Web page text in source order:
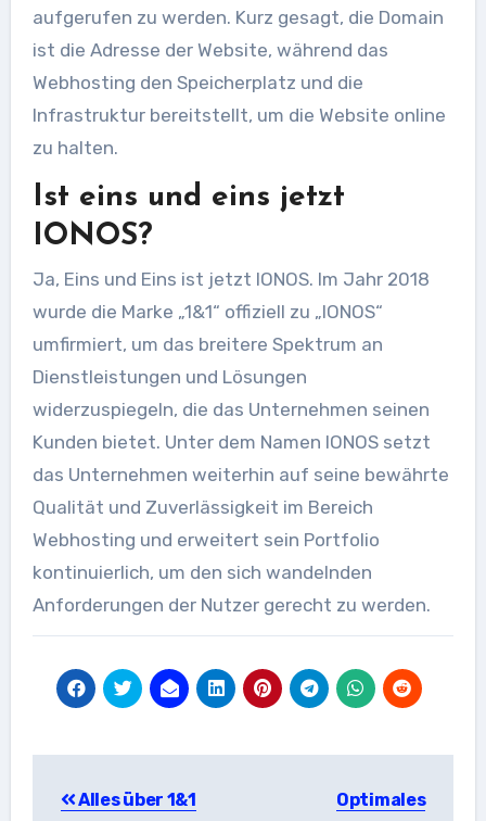
aufgerufen zu werden. Kurz gesagt, die Domain
ist die Adresse der Website, während das
Webhosting den Speicherplatz und die
Infrastruktur bereitstellt, um die Website online
zu halten.
Ist eins und eins jetzt
IONOS?
Ja, Eins und Eins ist jetzt IONOS. Im Jahr 2018
wurde die Marke „1&1“ offiziell zu „IONOS“
umfirmiert, um das breitere Spektrum an
Dienstleistungen und Lösungen
widerzuspiegeln, die das Unternehmen seinen
Kunden bietet. Unter dem Namen IONOS setzt
das Unternehmen weiterhin auf seine bewährte
Qualität und Zuverlässigkeit im Bereich
Webhosting und erweitert sein Portfolio
kontinuierlich, um den sich wandelnden
Anforderungen der Nutzer gerecht zu werden.
Alles über 1&1
Optimales